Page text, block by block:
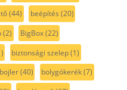
(44) beépítés (20)
(2) BigBox(22)
biztonsági szelep(1)
bojler(40) bolygókerék(7)